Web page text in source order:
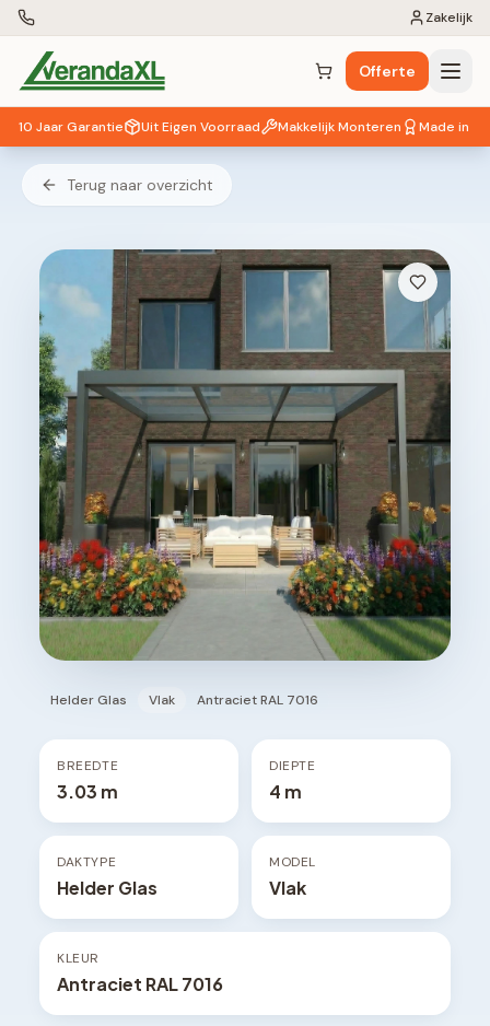
Zakelijk
Winkelwagen ( 0 items)
Offerte
10 Jaar Garantie Uit Eigen Voorraad Makkelijk Monteren Made in EU
Terug naar overzicht
Helder Glas Vlak Antraciet RAL 7016
BREEDTE
3.03 m
DIEPTE
4 m
DAKTYPE
Helder Glas
MODEL
Vlak
KLEUR
Antraciet RAL 7016